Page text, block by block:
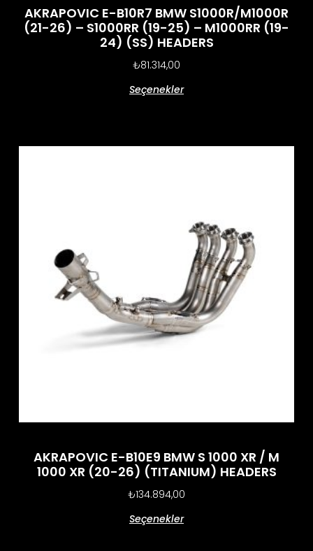
AKRAPOVIC E-B10R7 BMW S1000R/M1000R
(21-26) – S1000RR (19-25) – M1000RR (19-
24) (SS) HEADERS
₺81.314,00
Seçenekler
AKRAPOVIC E-B10E9 BMW S 1000 XR / M
1000 XR (20-26) (TITANIUM) HEADERS
₺134.894,00
Seçenekler